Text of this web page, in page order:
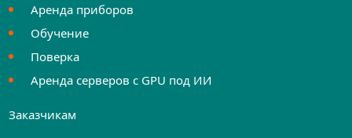
Аренда приборов
Обучение
Поверка
Аренда серверов с GPU под ИИ
Заказчикам